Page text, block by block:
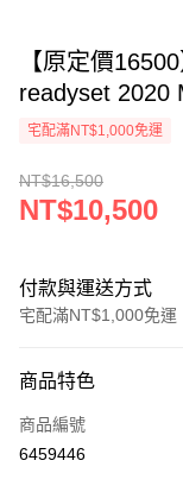
【原定價
readyset 2020
宅配滿NT$1,000免運
NT$16,500
NT$10,500
付款與運送方式
宅配滿NT$1,000免運
信用卡一次付款
信用卡分期付款
商品特色
商品編號
6459446